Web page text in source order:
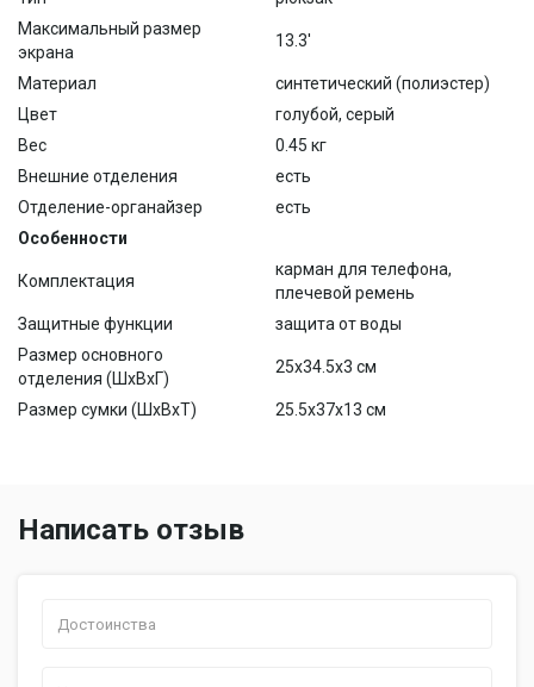
Максимальный размер
экрана
13.3'
Материал
синтетический (полиэстер)
Цвет
голубой, серый
Вес
0.45 кг
Внешние отделения
есть
Отделение-органайзер
есть
Особенности
Комплектация
карман для телефона,
плечевой ремень
Защитные функции
защита от воды
Размер основного
отделения (ШхВхГ)
25x34.5x3 см
Размер сумки (ШхВхТ) 25.5x37x13 см
Написать отзыв